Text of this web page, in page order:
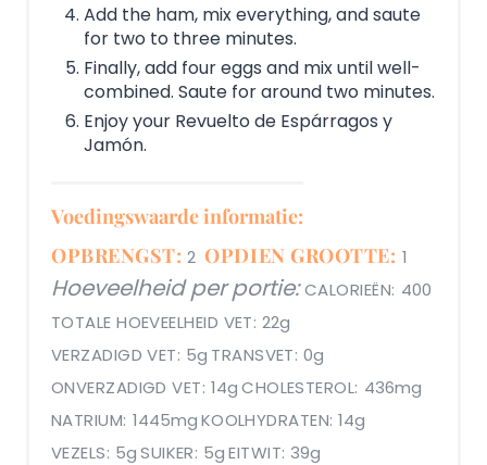
Add the ham, mix everything, and saute
for two to three minutes.
Finally, add four eggs and mix until well-
combined. Saute for around two minutes.
Enjoy your Revuelto de Espárragos y
Jamón.
Voedingswaarde informatie:
OPBRENGST: 2 OPDIEN GROOTTE: 1
Hoeveelheid per portie: CALORIEËN: 400
TOTALE HOEVEELHEID VET: 22g
VERZADIGD VET: 5g TRANSVET: 0g
ONVERZADIGD VET: 14g CHOLESTEROL: 436mg
NATRIUM: 1445mgKOOLHYDRATEN: 14g
VEZELS: 5gSUIKER: 5g EITWIT: 39g